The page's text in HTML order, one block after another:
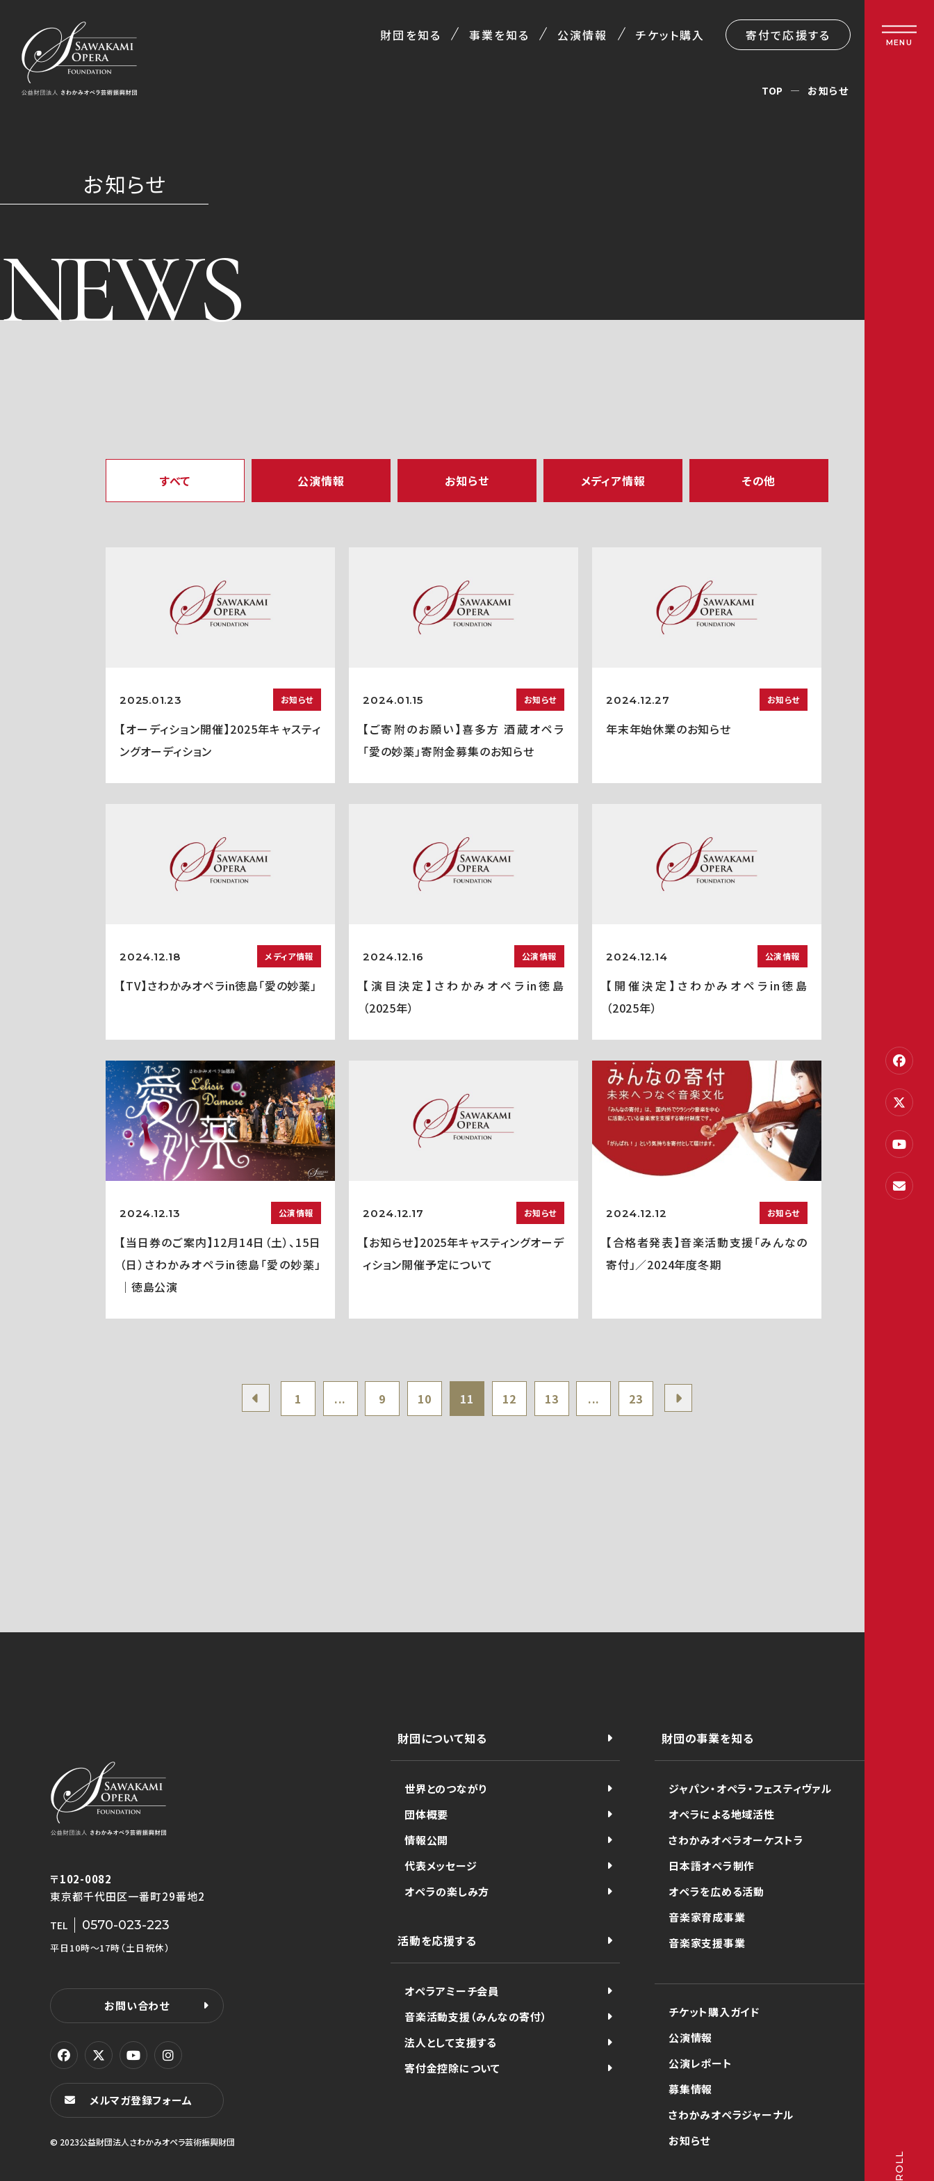
財団を知る 事業を知る 公演情報 チケット購入 寄付で応援する MENU
お知らせ
NEWS
TOP お知らせ
すべて 公演情報 お知らせ メディア情報 その他
2025.01.23 お知らせ
【オーディション開催】2025年キャスティ
ングオーディション
2024.01.15 お知らせ
【ご寄附のお願い】喜多方 酒蔵オペラ
「愛の妙薬」寄附金募集のお知らせ
2024.12.27 お知らせ
年末年始休業のお知らせ
2024.12.18 メディア情報
【TV】さわかみオペラin徳島「愛の妙薬」
2024.12.16 公演情報
【演目決定】さわかみオペラin徳島
（2025年）
2024.12.14 公演情報
【開催決定】さわかみオペラin徳島
（2025年）
2024.12.13 公演情報
【当日券のご案内】12月14日（土）、15日
（日）さわかみオペラin徳島「愛の妙薬」
｜徳島公演
2024.12.17 お知らせ
【お知らせ】2025年キャスティングオーデ
ィション開催予定について
2024.12.12 お知らせ
【合格者発表】音楽活動支援「みんなの
寄付」／2024年度冬期
1 ... 9 10 11 12 13 ... 23
〒102-0082
東京都千代田区一番町29番地2
TEL 0570-023-223
平日10時〜17時（土日祝休）
お問い合わせ
メルマガ登録フォーム
© 2023公益財団法人さわかみオペラ芸術振興財団
財団について知る
世界とのつながり
団体概要
情報公開
代表メッセージ
オペラの楽しみ方
活動を応援する
オペラアミーチ会員
音楽活動支援（みんなの寄付）
法人として支援する
寄付金控除について
財団の事業を知る
ジャパン・オペラ・フェスティヴァル
オペラによる地域活性
さわかみオペラオーケストラ
日本語オペラ制作
オペラを広める活動
音楽家育成事業
音楽家支援事業
チケット購入ガイド
公演情報
公演レポート
募集情報
さわかみオペラジャーナル
お知らせ